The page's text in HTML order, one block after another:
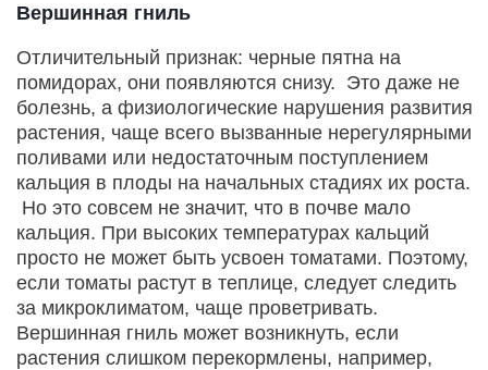
Вершинная гниль
Отличительный признак: черные пятна на
помидорах, они появляются снизу. Это даже не
болезнь, а физиологические нарушения развития
растения, чаще всего вызванные нерегулярными
поливами или недостаточным поступлением
кальция в плоды на начальных стадиях их роста.
Но это совсем не значит, что в почве мало
кальция. При высоких температурах кальций
просто не может быть усвоен томатами. Поэтому,
если томаты растут в теплице, следует следить
за микроклиматом, чаще проветривать.
Вершинная гниль может возникнуть, если
растения слишком перекормлены, например,